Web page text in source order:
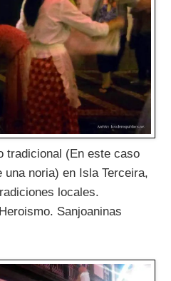
tradicional (En este caso
una noria) en Isla Terceira,
locales.
Sanjoaninas